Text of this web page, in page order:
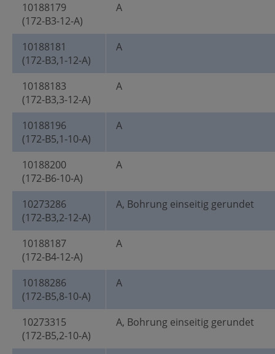
10188179
(172-B3-12-A)
A
10188181
(172-B3,1-12-A)
A
10188183
(172-B3,3-12-A)
A
10188196
(172-B5,1-10-A)
A
10188200
(172-B6-10-A)
A
10273286
(172-B3,2-12-A)
A, Bohrung einseitig gerundet
10188187
(172-B4-12-A)
A
10188286
(172-B5,8-10-A)
A
10273315
(172-B5,2-10-A)
A, Bohrung einseitig gerundet